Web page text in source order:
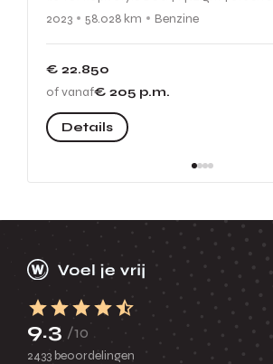
2023
58.028 km Benzine
€ 22.850
of vanaf€ 205 p.m.
Details
9.3 /10
2433 beoordelingen